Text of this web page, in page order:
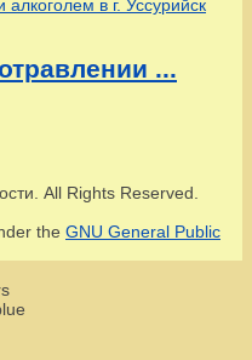
...
All Rights Reserved.
the GNU General Public